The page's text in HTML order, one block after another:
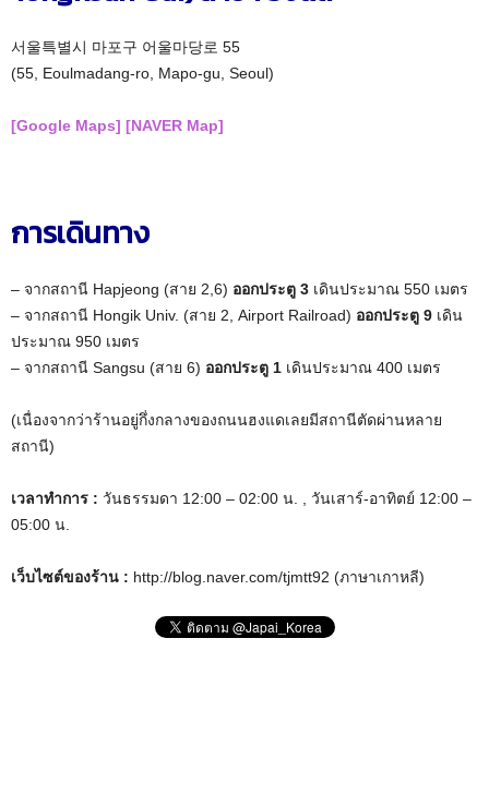
서울특별시 마포구 어울마당로 55
(55, Eoulmadang-ro, Mapo-gu, Seoul)
[Google Maps] [NAVER Map]
การเดินทาง
– จากสถานี Hapjeong (สาย 2,6) ออกประตู 3 เดินประมาณ 550 เมตร
– จากสถานี Hongik Univ. (สาย 2, Airport Railroad) ออกประตู 9 เดิน
ประมาณ 950 เมตร
– จากสถานี Sangsu (สาย 6) ออกประตู 1 เดินประมาณ 400 เมตร
(เนื่องจากว่าร้านอยู่กึ่งกลางของถนนฮงแดเลยมีสถานีตัดผ่านหลาย
สถานี)
เวลาทำการ : วันธรรมดา 12:00 – 02:00 น. , วันเสาร์-อาทิตย์ 12:00 –
05:00 น.
เว็บไซต์ของร้าน : http://blog.naver.com/tjmtt92 (ภาษาเกาหลี)